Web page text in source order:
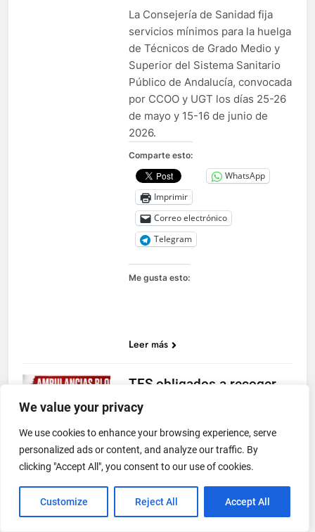
We value your privacy
We use cookies to enhance your browsing experience, serve
personalized ads or content, and analyze our traffic. By
clicking "Accept All", you consent to our use of cookies.
Customize Reject All Accept All
La Consejería de Sanidad fija
servicios mínimos para la huelga
de Técnicos de Grado Medio y
Superior del Sistema Sanitario
Público de Andalucía, convocada
por CCOO y UGT los días 25-26
de mayo y 15-16 de junio de
2026.
Comparte esto:
WhatsApp
Imprimir
Correo electrónico
Telegram
Me gusta esto:
Leer más
ESPAÑA
TES obligados a recoger
pacientes en plantas
laboral, asistencial y de
seguridad del paciente
admin
2 meses
atrás
0 34 minutos